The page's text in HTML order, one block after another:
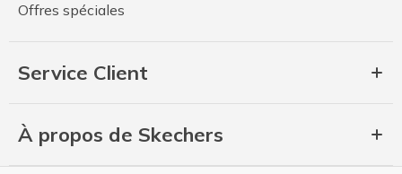
Offres spéciales
Service Client
À propos de Skechers